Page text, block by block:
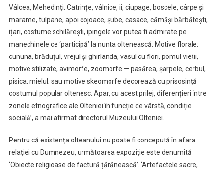
Vâlcea, Mehedinți. Catrințe, vâlnice, ii, ciupage, boscele, cârpe și
marame, tulpane, apoi cojoace, șube, casace, cămăși bărbătești,
ițari, costume schilărești, ipingele vor putea fi admirate pe
manechinele ce ‘participă’ la nunta oltenească. Motive florale:
cununa, brăduțul, vrejul și ghirlanda, vasul cu flori, pomul vieții,
motive stilizate, avimorfe, zoomorfe — pasărea, șarpele, cerbul,
pisica, mielul, sau motive skeomorfe decorează cu prisosință
costumul popular oltenesc. Apar, cu acest prilej, diferențieri între
zonele etnografice ale Olteniei în funcție de vârstă, condiție
socială’, a mai afirmat directorul Muzeului Olteniei.
Pentru că existența olteanului nu poate fi concepută în afara
relației cu Dumnezeu, următoarea expoziție este denumită
‘Obiecte religioase de factură țărănească’. ‘Artefactele sacre,